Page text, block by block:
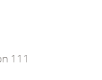
111